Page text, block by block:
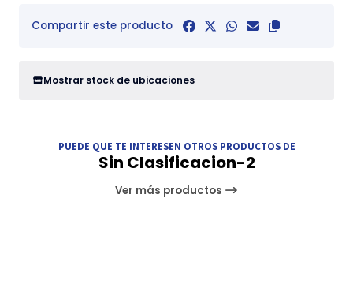
Compartir este producto
Mostrar stock de ubicaciones
PUEDE QUE TE INTERESEN OTROS PRODUCTOS DE
Sin Clasificacion-2
Ver más productos